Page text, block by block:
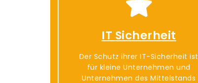
IT Sicherheit
Der Schutz ihrer IT-Sicherheit ist
für kleine Unternehmen und
Unternehmen des Mittelstands